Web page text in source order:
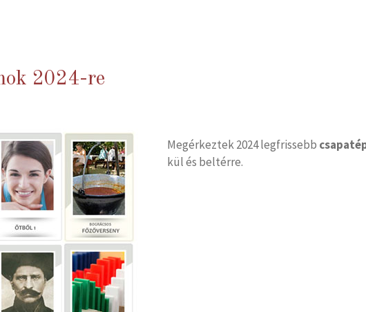
2024-re
Megérkeztek 2024 legfrissebb
kül és beltérre.